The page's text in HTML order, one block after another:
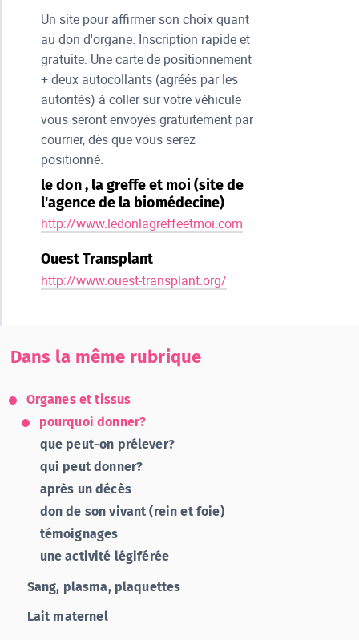
Un site pour affirmer son choix quant
au don d'organe. Inscription rapide et
gratuite. Une carte de positionnement
+ deux autocollants (agréés par les
autorités) à coller sur votre véhicule
vous seront envoyés gratuitement par
courrier, dès que vous serez
positionné.
le don , la greffe et moi (site de
l'agence de la biomédecine)
http://www.ledonlagreffeetmoi.com
Ouest Transplant
http://www.ouest-transplant.org/
Dans la même rubrique
Organes et tissus
pourquoi donner?
que peut-on prélever?
qui peut donner?
après un décès
don de son vivant (rein et foie)
témoignages
une activité légiférée
Sang, plasma, plaquettes
Lait maternel